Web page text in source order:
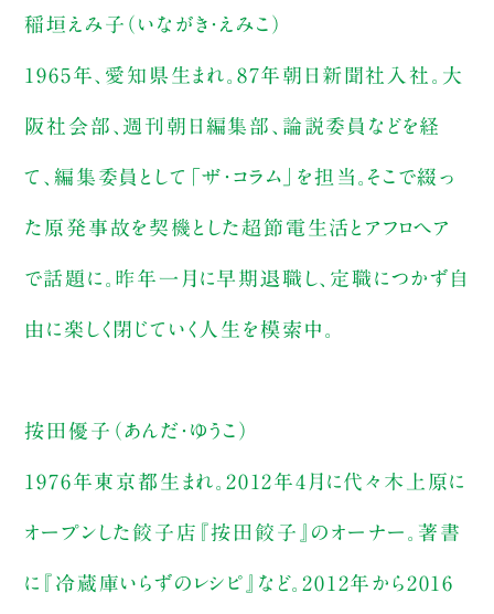
稲垣えみ子（いながき・えみこ）
1965年、愛知県生まれ。87年朝日新聞社入社。大
阪社会部、週刊朝日編集部、論説委員などを経
て、編集委員として「ザ・コラム」を担当。そこで綴っ
た原発事故を契機とした超節電生活とアフロヘア
で話題に。昨年一月に早期退職し、定職につかず自
由に楽しく閉じていく人生を模索中。
按田優子（あんだ・ゆうこ）
1976年東京都生まれ。2012年4月に代々木上原に
オープンした餃子店『按田餃子』のオーナー。著書
に『冷蔵庫いらずのレシピ』など。2012年から2016